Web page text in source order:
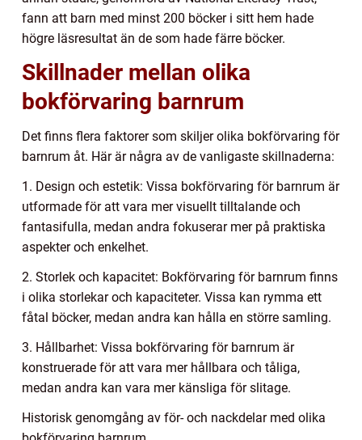
fann att barn med minst 200 böcker i sitt hem hade
högre läsresultat än de som hade färre böcker.
Skillnader mellan olika
bokförvaring barnrum
Det finns flera faktorer som skiljer olika bokförvaring för
barnrum åt. Här är några av de vanligaste skillnaderna:
1. Design och estetik: Vissa bokförvaring för barnrum är
utformade för att vara mer visuellt tilltalande och
fantasifulla, medan andra fokuserar mer på praktiska
aspekter och enkelhet.
2. Storlek och kapacitet: Bokförvaring för barnrum finns
i olika storlekar och kapaciteter. Vissa kan rymma ett
fåtal böcker, medan andra kan hålla en större samling.
3. Hållbarhet: Vissa bokförvaring för barnrum är
konstruerade för att vara mer hållbara och tåliga,
medan andra kan vara mer känsliga för slitage.
Historisk genomgång av för- och nackdelar med olika